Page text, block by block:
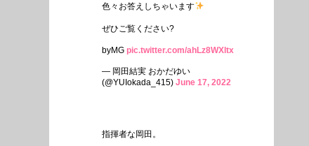
色々お答えしちゃいます
ぜひご覧ください?
byMG pic.twitter.com/ahLz8WXltx
— 岡田結実 おかだゆい
(@YUIokada_415) June 17, 2022
指揮者な岡田。